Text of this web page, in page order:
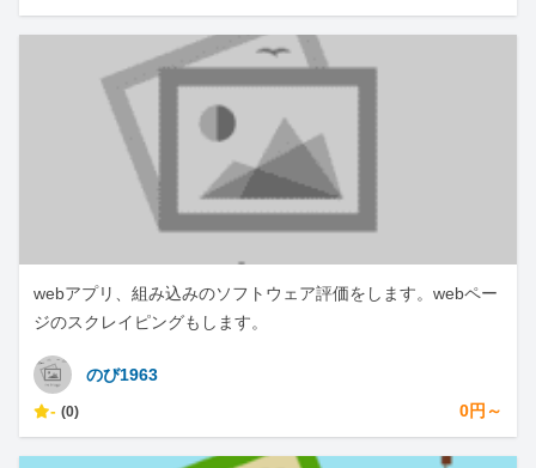
webアプリ、組み込みのソフトウェア評価をします。webペー
ジのスクレイピングもします。
のび1963
- (0) 0円～